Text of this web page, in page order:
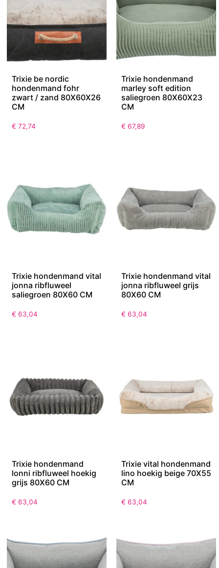
Trixie be nordic
hondenmand fohr
zwart / zand 80X60X26
CM
€ 72,74
Trixie hondenmand
marley soft edition
saliegroen 80X60X23
CM
€ 67,89
Trixie hondenmand vital
jonna ribfluweel
saliegroen 80X60 CM
€ 63,04
Trixie hondenmand vital
jonna ribfluweel grijs
80X60 CM
€ 63,04
Trixie hondenmand
lonni ribfluweel hoekig
grijs 80X60 CM
€ 63,04
Trixie vital hondenmand
lino hoekig beige 70X55
CM
€ 63,04